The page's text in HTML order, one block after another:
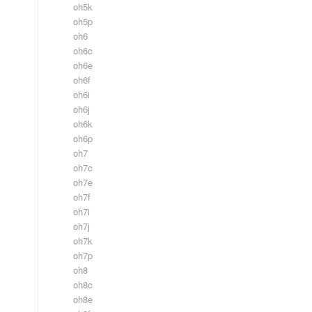
oh5k
oh5p
oh6
oh6c
oh6e
oh6f
oh6i
oh6j
oh6k
oh6p
oh7
oh7c
oh7e
oh7f
oh7i
oh7j
oh7k
oh7p
oh8
oh8c
oh8e